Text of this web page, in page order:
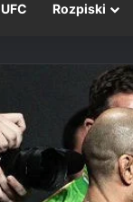
UFC Rozpiski